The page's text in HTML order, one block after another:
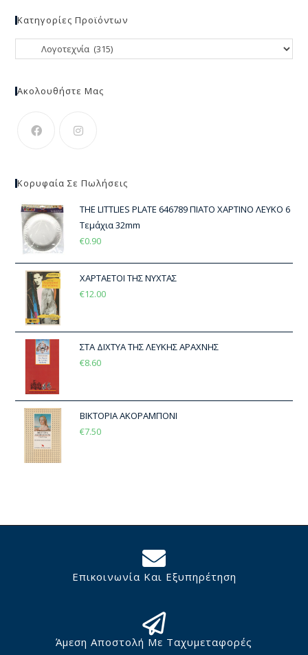
Κατηγορίες Προϊόντων
Ακολουθήστε Μας
Κορυφαία Σε Πωλήσεις
THE LITTLIES PLATE 646789 ΠΙΑΤΟ ΧΑΡΤΙΝΟ ΛΕΥΚΟ 6
Τεμάχια 32mm
€0.90
ΧΑΡΤΑΕΤΟΙ ΤΗΣ ΝΥΧΤΑΣ
€12.00
ΣΤΑ ΔΙΧΤΥΑ ΤΗΣ ΛΕΥΚΗΣ ΑΡΑΧΝΗΣ
€8.60
ΒΙΚΤΟΡΙΑ ΑΚΟΡΑΜΠΟΝΙ
€7.50
Επικοινωνία Και Εξυπηρέτηση
Άμεση Αποστολή Με Ταχυμεταφορές